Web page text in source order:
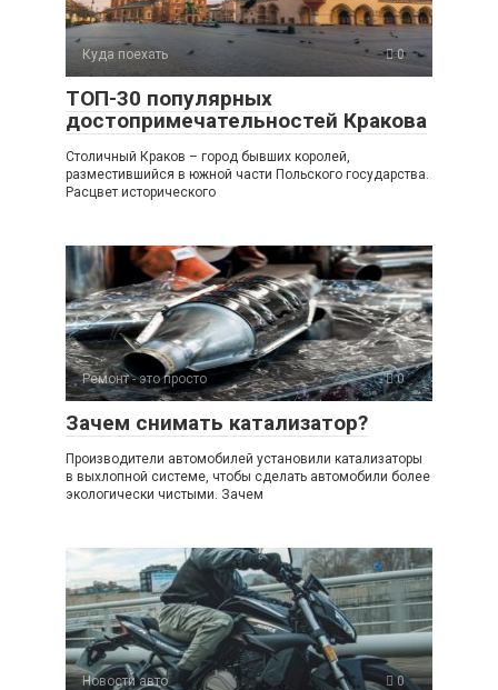
Куда поехать 0
ТОП-30 популярных
достопримечательностей Кракова
Столичный Краков – город бывших королей,
разместившийся в южной части Польского государства.
Расцвет исторического
Ремонт - это просто 0
Зачем снимать катализатор?
Производители автомобилей установили катализаторы
в выхлопной системе, чтобы сделать автомобили более
экологически чистыми. Зачем
Новости авто 0